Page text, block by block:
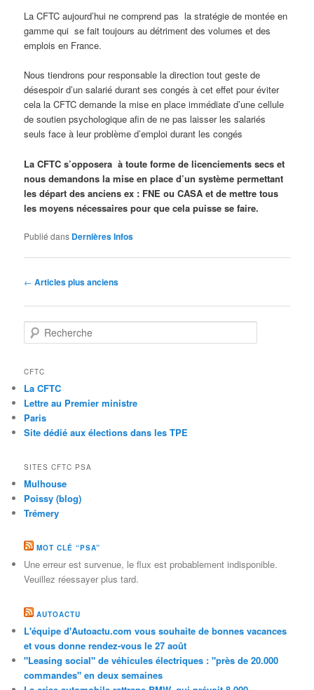
La CFTC aujourd’hui ne comprend pas la stratégie de montée en
gamme qui se fait toujours au détriment des volumes et des
emplois en France.
Nous tiendrons pour responsable la direction tout geste de
désespoir d’un salarié durant ses congés à cet effet pour éviter
cela la CFTC demande la mise en place immédiate d’une cellule
de soutien psychologique afin de ne pas laisser les salariés
seuls face à leur problème d’emploi durant les congés
La CFTC s’opposera à toute forme de licenciements secs et
nous demandons la mise en place d’un système permettant
les départ des anciens ex : FNE ou CASA et de mettre tous
les moyens nécessaires pour que cela puisse se faire.
Publié dans Dernières Infos
Navigation des articles
← Articles plus anciens
Recherche
CFTC
La CFTC
Lettre au Premier ministre
Paris
Site dédié aux élections dans les TPE
SITES CFTC PSA
Mulhouse
Poissy (blog)
Trémery
MOT CLÉ “PSA”
Une erreur est survenue, le flux est probablement indisponible.
Veuillez réessayer plus tard.
AUTOACTU
L'équipe d'Autoactu.com vous souhaite de bonnes vacances
et vous donne rendez-vous le 27 août
"Leasing social" de véhicules électriques : "près de 20.000
commandes" en deux semaines